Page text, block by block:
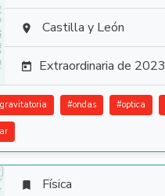
 Castilla y León
 Extraordinaria de 2023
#ondas #optica
 Física